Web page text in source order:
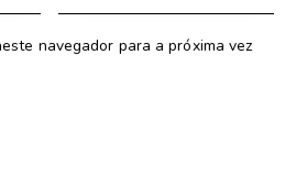
navegador para a próxima vez